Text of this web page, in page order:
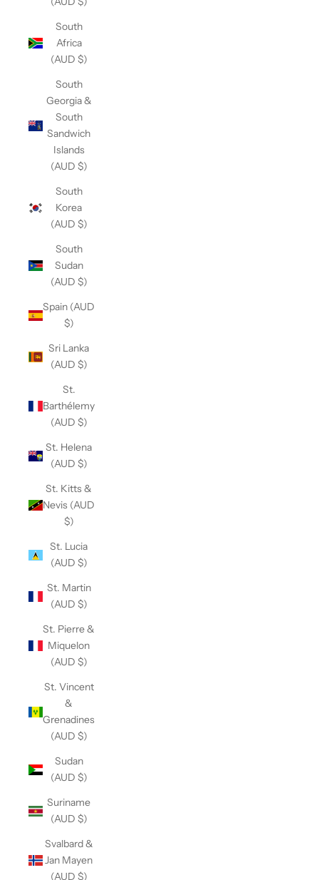
South
Africa
(AUD $)
South
Georgia &
South
Sandwich
Islands
(AUD $)
South
Korea
(AUD $)
South
Sudan
(AUD $)
Spain (AUD
$)
Sri Lanka
(AUD $)
St.
Barthélemy
(AUD $)
St. Helena
(AUD $)
St. Kitts &
Nevis (AUD
$)
St. Lucia
(AUD $)
St. Martin
(AUD $)
St. Pierre &
Miquelon
(AUD $)
St. Vincent
&
Grenadines
(AUD $)
Sudan
(AUD $)
Suriname
(AUD $)
Svalbard &
Jan Mayen
(AUD $)